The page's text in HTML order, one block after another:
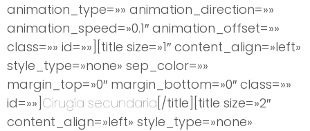
animation_type=»» animation_direction=»»
animation_speed=»0.1″ animation_offset=»»
class=»» id=»»][title size=»1″ content_align=»left»
style_type=»none» sep_color=»»
margin_top=»0″ margin_bottom=»0″ class=»»
id=»»] Cirugía secundaria [/title][title size=»2″
content_align=»left» style_type=»none»